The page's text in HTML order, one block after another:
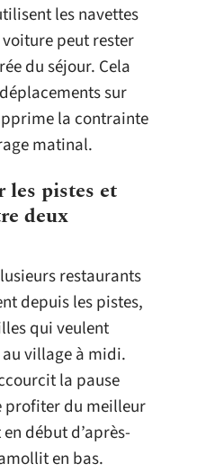
les navettes
peut rester
du séjour. Cela
sur
la contrainte
matinal.
les pistes et
deux
restaurants
depuis les pistes,
qui veulent
village à midi.
la pause
profiter du meilleur
début d’après-
en bas.